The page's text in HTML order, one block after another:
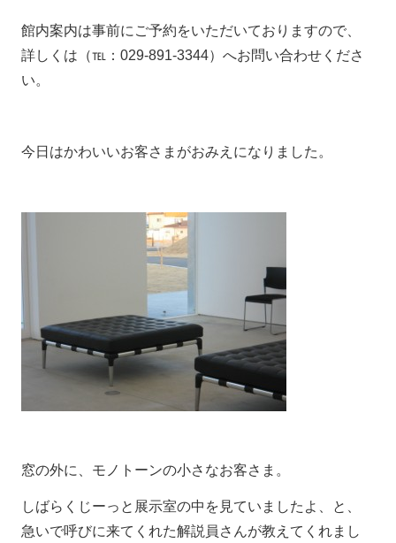
館内案内は事前にご予約をいただいておりますので、
詳しくは（℡：029-891-3344）へお問い合わせくださ
い。
今日はかわいいお客さまがおみえになりました。
窓の外に、モノトーンの小さなお客さま。
しばらくじーっと展示室の中を見ていましたよ、と、
急いで呼びに来てくれた解説員さんが教えてくれまし